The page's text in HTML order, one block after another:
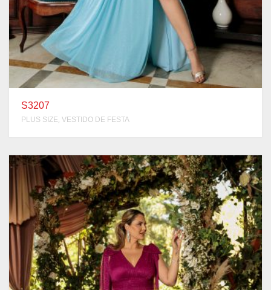
S3207
PLUS SIZE, VESTIDO DE FESTA